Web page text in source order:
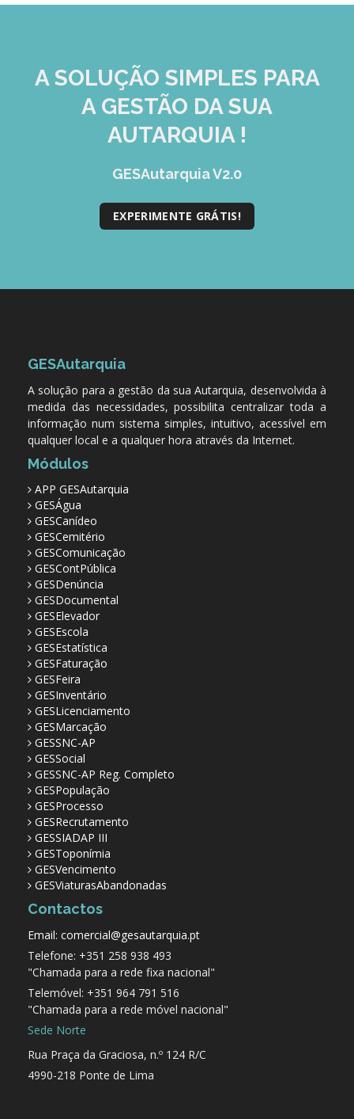
A SOLUÇÃO SIMPLES PARA
A GESTÃO DA SUA
AUTARQUIA !
GESAutarquia V2.0
EXPERIMENTE GRÁTIS!
GESAutarquia
A solução para a gestão da sua Autarquia, desenvolvida à
medida das necessidades, possibilita centralizar toda a
informação num sistema simples, intuitivo, acessível em
qualquer local e a qualquer hora através da Internet.
Módulos
APP GESAutarquia
GESÁgua
GESCanídeo
GESCemitério
GESComunicação
GESContPública
GESDenúncia
GESDocumental
GESElevador
GESEscola
GESEstatística
GESFaturação
GESFeira
GESInventário
GESLicenciamento
GESMarcação
GESSNC-AP
GESSocial
GESSNC-AP Reg. Completo
GESPopulação
GESProcesso
GESRecrutamento
GESSIADAP III
GESToponímia
GESVencimento
GESViaturasAbandonadas
Contactos
Email: comercial@gesautarquia.pt
Telefone: +351 258 938 493
"Chamada para a rede fixa nacional"
Telemóvel: +351 964 791 516
"Chamada para a rede móvel nacional"
Sede Norte
Rua Praça da Graciosa, n.º 124 R/C
4990-218 Ponte de Lima